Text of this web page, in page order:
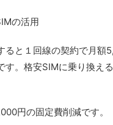
の活用
ると１回線の契約で月額
す。格安SIMに乗り換え
円の固定費削減です。